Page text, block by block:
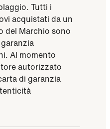
Tutti i
acquistati da un
del Marchio sono
Al momento
autorizzato
di garanzia